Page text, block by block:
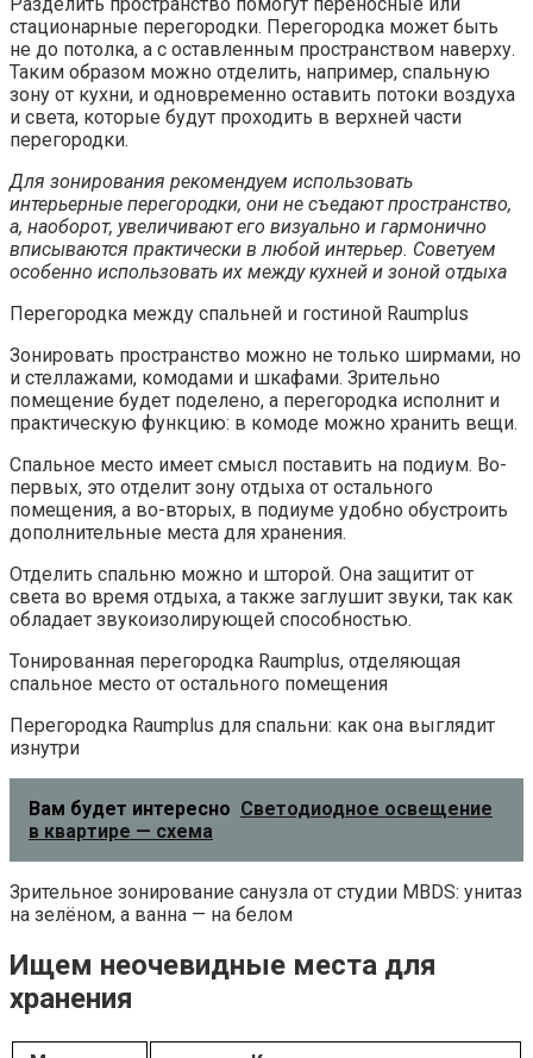
стационарные перегородки. Перегородка может быть
не до потолка, а с оставленным пространством наверху.
Таким образом можно отделить, например, спальную
зону от кухни, и одновременно оставить потоки воздуха
и света, которые будут проходить в верхней части
перегородки.
Для зонирования рекомендуем использовать
интерьерные перегородки, они не съедают пространство,
а, наоборот, увеличивают его визуально и гармонично
вписываются практически в любой интерьер. Советуем
особенно использовать их между кухней и зоной отдыха
Перегородка между спальней и гостиной Raumplus
Зонировать пространство можно не только ширмами, но
и стеллажами, комодами и шкафами. Зрительно
помещение будет поделено, а перегородка исполнит и
практическую функцию: в комоде можно хранить вещи.
Спальное место имеет смысл поставить на подиум. Во-
первых, это отделит зону отдыха от остального
помещения, а во-вторых, в подиуме удобно обустроить
дополнительные места для хранения.
Отделить спальню можно и шторой. Она защитит от
света во время отдыха, а также заглушит звуки, так как
обладает звукоизолирующей способностью.
Тонированная перегородка Raumplus, отделяющая
спальное место от остального помещения
Перегородка Raumplus для спальни: как она выглядит
изнутри
Вам будет интересно Светодиодное освещение
в квартире — схема
Зрительное зонирование санузла от студии MBDS: унитаз
на зелёном, а ванна — на белом
Ищем неочевидные места для
хранения